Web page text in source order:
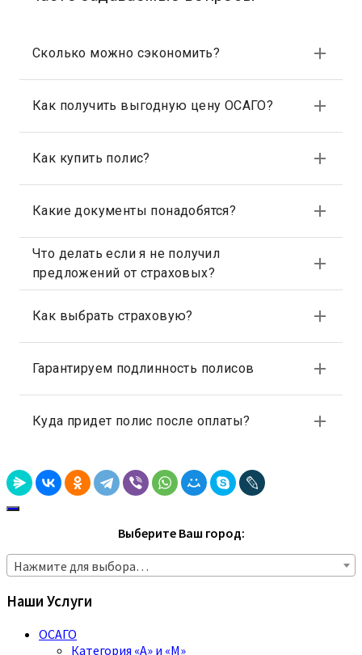
Выберите Ваш город:
Нажмите для выбора…
Наши Услуги
ОСАГО
Категория «A» и «M»